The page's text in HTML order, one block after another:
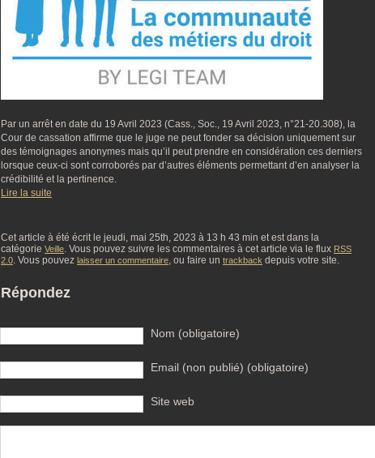
Par un arrêt en date du 19 Avril 2023 (Cass., Soc., 19 Avril 2023, n°21-20.308), la
Cour de cassation affirme que le juge ne peut fonder sa décision uniquement sur
des témoignages anonymes mais qu’il peut prendre en considération ces derniers
lorsque ceux-ci sont corroborés par d’autres éléments permettant d’en analyser la
crédibilité et la pertinence.
Lire la suite
Cet article à été écrit le jeudi, mai 25th, 2023 à 13 h 43 min et est dans la
catégorie Veille. Vous pouvez suivre les commentaires à cet article via le flux RSS
2.0. Vous pouvez laisser un commentaire, ou faire un trackback depuis votre site.
Répondez
Nom (obligatoire)
Email (non publié) (obligatoire)
Site web